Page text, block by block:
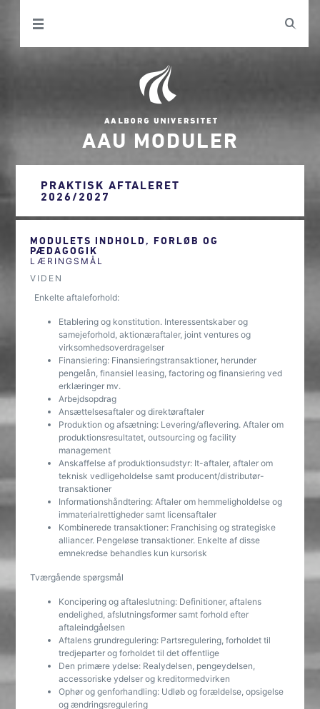
AAU MODULER
PRAKTISK AFTALERET
2026/2027
MODULETS INDHOLD, FORLØB OG
PÆDAGOGIK
LÆRINGSMÅL
VIDEN
Enkelte aftaleforhold:
Etablering og konstitution. Interessentskaber og
samejeforhold, aktionæraftaler, joint ventures og
virksomhedsoverdragelser
Finansiering: Finansieringstransaktioner, herunder
pengelån, finansiel leasing, factoring og finansiering ved
erklæringer mv.
Arbejdsopdrag
Ansættelsesaftaler og direktøraftaler
Produktion og afsætning: Levering/aflevering. Aftaler om
produktionsresultatet, outsourcing og facility
management
Anskaffelse af produktionsudstyr: It-aftaler, aftaler om
teknisk vedligeholdelse samt producent/distributør-
transaktioner
Informationshåndtering: Aftaler om hemmeligholdelse og
immaterialrettigheder samt licensaftaler
Kombinerede transaktioner: Franchising og strategiske
alliancer. Pengeløse transaktioner. Enkelte af disse
emnekredse behandles kun kursorisk
Tværgående spørgsmål
Koncipering og aftaleslutning: Definitioner, aftalens
endelighed, afslutningsformer samt forhold efter
aftaleindgåelsen
Aftalens grundregulering: Partsregulering, forholdet til
tredjeparter og forholdet til det offentlige
Den primære ydelse: Realydelsen, pengeydelsen,
accessoriske ydelser og kreditormedvirken
Ophør og genforhandling: Udløb og forældelse, opsigelse
og ændringsregulering